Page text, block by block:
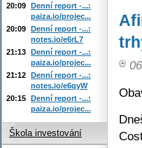
20:09 Denní report -...:
paiza.io/projec...
20:09 Denní report -...:
notes.io/e6rL7
21:13 Denní report -...:
paiza.io/projec...
21:12 Denní report -...:
notes.io/e6qyW
20:15 Denní report -...:
paiza.io/projec...
Škola investování